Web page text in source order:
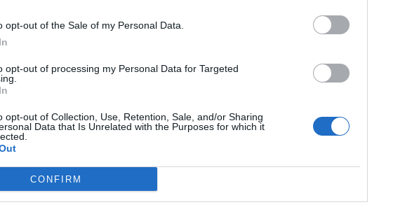
opt-out of the Sale of my Personal Data.
opt-out of processing my Personal Data for Targeted
opt-out of Collection, Use, Retention, Sale, and/or Sharing
Data that Is Unrelated with the Purposes for which it
CONFIRM
agencja Unian, w Użhrodzie funkcjonariusze kontrwywiadu wojskowego
Tworzona przez niego grupa dywersyjna miała przedostać
udając oddział obrony terytorialnej. Zdjęcia z zatrzymania agencja
w nocy z poniedziałku na wtorek na komunikatorze Telegram.
RÓWNIEŻ: